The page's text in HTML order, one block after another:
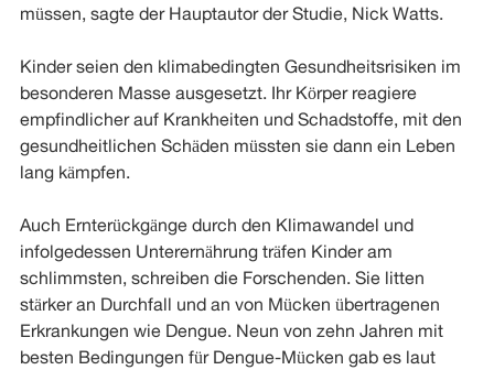
müssen, sagte der Hauptautor der Studie, Nick Watts.
Kinder seien den klimabedingten Gesundheitsrisiken im
besonderen Masse ausgesetzt. Ihr Körper reagiere
empfindlicher auf Krankheiten und Schadstoffe, mit den
gesundheitlichen Schäden müssten sie dann ein Leben
lang kämpfen.
Auch Ernterückgänge durch den Klimawandel und
infolgedessen Unterernährung träfen Kinder am
schlimmsten, schreiben die Forschenden. Sie litten
stärker an Durchfall und an von Mücken übertragenen
Erkrankungen wie Dengue. Neun von zehn Jahren mit
besten Bedingungen für Dengue-Mücken gab es laut